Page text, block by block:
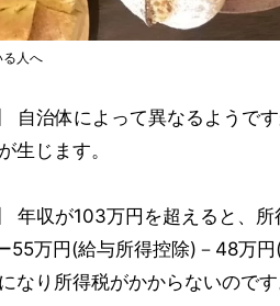
る人へ
自治体によって異なるようで
生じます。
年収が103万円を超えると、
55万円(給与所得控除)－48万
なり所得税がかからないのです